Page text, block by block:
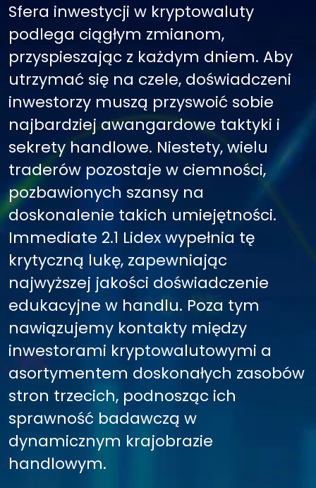
Sfera inwestycji w kryptowaluty
podlega ciągłym zmianom,
przyspieszając z każdym dniem. Aby
utrzymać się na czele, doświadczeni
inwestorzy muszą przyswoić sobie
najbardziej awangardowe taktyki i
sekrety handlowe. Niestety, wielu
traderów pozostaje w ciemności,
pozbawionych szansy na
doskonalenie takich umiejętności.
Immediate 2.1 Lidex wypełnia tę
krytyczną lukę, zapewniając
najwyższej jakości doświadczenie
edukacyjne w handlu. Poza tym
nawiązujemy kontakty między
inwestorami kryptowalutowymi a
asortymentem doskonałych zasobów
stron trzecich, podnosząc ich
sprawność badawczą w
dynamicznym krajobrazie
handlowym.